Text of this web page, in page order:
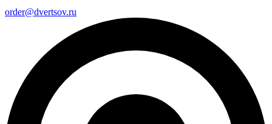
order@dvertsov.ru